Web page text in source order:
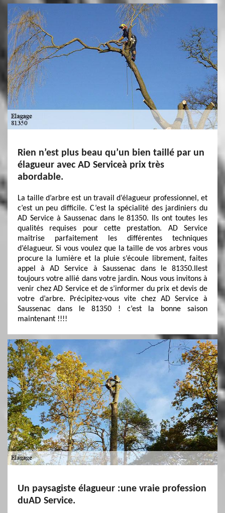
Rien n’est plus beau qu’un bien taillé par un
élagueur avec AD Serviceà prix très
abordable.
La taille d’arbre est un travail d’élagueur professionnel, et
c’est un peu difficile. C’est la spécialité des jardiniers du
AD Service à Saussenac dans le 81350. Ils ont toutes les
qualités requises pour cette prestation. AD Service
maîtrise parfaitement les différentes techniques
d’élagueur. Si vous voulez que la taille de vos arbres vous
procure la lumière et la pluie s’écoule librement, faites
appel à AD Service à Saussenac dans le 81350.Ilest
toujours votre allié dans votre jardin. Nous vous invitons à
venir chez AD Service et de s’informer du prix et devis de
votre d’arbre. Précipitez-vous vite chez AD Service à
Saussenac dans le 81350 ! c’est la bonne saison
maintenant !!!!
Un paysagiste élagueur :une vraie profession
duAD Service.